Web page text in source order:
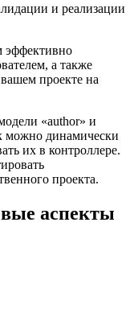
и реализации
эффективно
а также
проекте на
«author» и
можно динамически
их в контроллере.
проекта.
аспекты